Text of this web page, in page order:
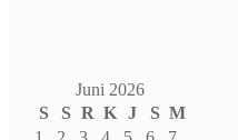
Juni 2026
S
S R K J S M